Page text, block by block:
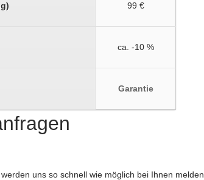
99 €
ca. -10 %
Garantie
uns so schnell wie möglich bei Ihnen melden.